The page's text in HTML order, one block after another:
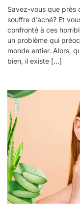
Savez-vous que près
souffre d’acné? Et
confronté à ces
un problème qui
monde entier. Alors,
bien, il existe […]